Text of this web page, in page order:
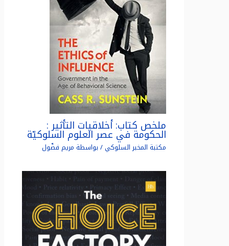
ملخص كتاب: أخلاقيات التأثير :
الحكومة في عصر العلوم السلوكيّة
مكتبة المخبر السلوكي/ بواسطة مريم فضّول